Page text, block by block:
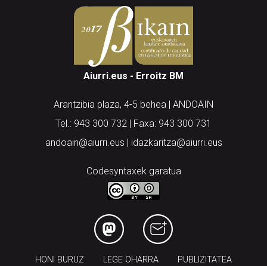
Aiurri.eus - Erroitz BM
Arantzibia plaza, 4-5 behea | ANDOAIN
Tel.: 943 300 732 | Faxa: 943 300 731
andoain@aiurri.eus | idazkaritza@aiurri.eus
Codesyntaxek garatua
HONI BURUZ LEGE OHARRA PUBLIZITATEA